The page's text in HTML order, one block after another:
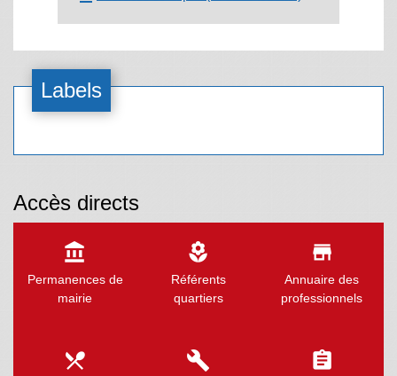
Labels
Accès directs
account_balance
Permanences de
mairie
local_florist
Référents
quartiers
store
Annuaire des
professionnels
local_dining build assignment